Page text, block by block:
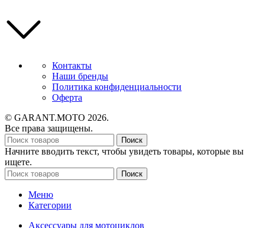
Контакты
Наши бренды
Политика конфиденциальности
Оферта
© GARANT.MOTO 2026.
Все права защищены.
Поиск
Начните вводить текст, чтобы увидеть товары, которые вы
ищете.
Поиск
Меню
Категории
Аксессуары для мотоциклов